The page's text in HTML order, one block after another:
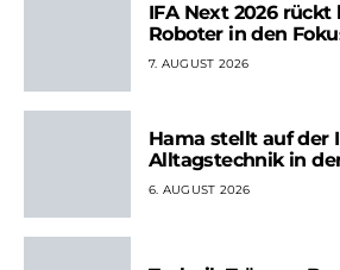
IFA Next 2026
Roboter in den
7. AUGUST 2026
Hama stellt auf der
Alltagstechnik in
6. AUGUST 2026